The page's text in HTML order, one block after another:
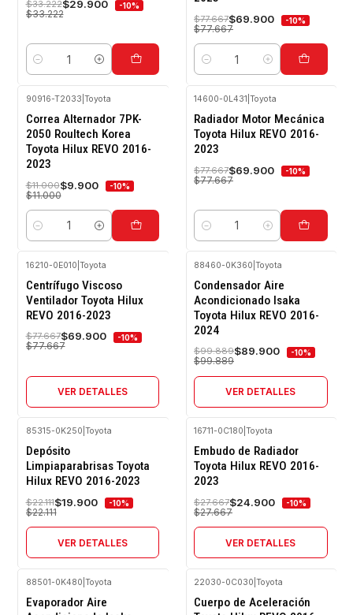
$33.222$29.900 -10%
$33.222
Cantidad
$77.667$69.900 -10%
$77.667
Cantidad
-10%
OFF
90916-T2033 Toyota
Correa Alternador 7PK-
2050 Roultech Korea
Toyota Hilux REVO 2016-
2023
$11.000$9.900 -10%
$11.000
Cantidad
-10%
OFF
14600-0L431 Toyota
Radiador Motor Mecánica
Toyota Hilux REVO 2016-
2023
$77.667$69.900 -10%
$77.667
Cantidad
-10%
OFF
Agotado
16210-0E010 Toyota
Centrífugo Viscoso
Ventilador Toyota Hilux
REVO 2016-2023
$77.667$69.900 -10%
$77.667
VER DETALLES
-10%
OFF
Agotado
88460-0K360 Toyota
Condensador Aire
Acondicionado Isaka
Toyota Hilux REVO 2016-
2024
$99.889$89.900 -10%
$99.889
VER DETALLES
-10%
OFF
Agotado
85315-0K250 Toyota
Depósito
Limpiaparabrisas Toyota
Hilux REVO 2016-2023
$22.111$19.900 -10%
$22.111
VER DETALLES
-10%
OFF
Agotado
16711-0C180 Toyota
Embudo de Radiador
Toyota Hilux REVO 2016-
2023
$27.667$24.900 -10%
$27.667
VER DETALLES
-10%
OFF
88501-0K480 Toyota
Evaporador Aire
-10%
OFF
22030-0C030 Toyota
Cuerpo de Aceleración